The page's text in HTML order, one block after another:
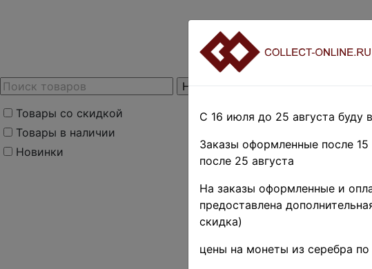
Товары со скидкой
Товары в наличии
Новинки
С 16 июля до 25 августа буду
Заказы оформленные после
после 25 августа
На заказы оформленные и
предоставлена
скидка)
цены на монеты из серебра